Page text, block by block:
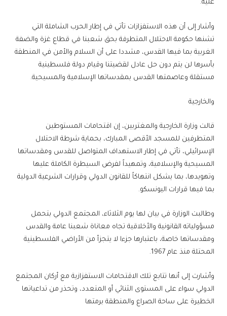
عليه.
وأشار إلى أن هذه الاستفزازات تأتي في إطار الحرب الشاملة التي
تشنها حكومة الاحتلال المتطرفة بحق شعبنا في قطاع غزة والضفة
الغربية بما فيها القدس، مشددا على أن السلام والأمن في المنطقة
بأسرها لن يتم دون حل عادل لقضيتنا وقيام دولة فلسطينية
مستقلة وعاصمتها القدس بمقدساتها الإسلامية والمسيحية.
والخارجية
قالت وزارة الخارجية والمغتربين، إن اقتحامات المستوطين
المتطرفين للمسجد الأقصى المبارك، بحماية شرطة الاحتلال
الإسرائيلي، تأتي في إطار الاستهداف المتواصل للقدس ومقدساتها
المسيحية والإسلامية، وتمهيداً لفرض السيطرة الكاملة عليها
وتهويدها، بما يشكل انتهاكاً للقانون الدولي وقرارات الشرعية الدولية
بما فيها قرارات اليونسكو.
وطالبت الوزارة في بيان لها يوم الثلاثاء، المجتمع الدولي بتحمل
مسؤولياته القانونية والأخلاقية تجاه معاناة شعبنا عامة والقدس
ومقدساتها خاصة، باعتبارها جزءا لا يتجزأ من الأراضي الفلسطينية
المحتلة منذ عام 1967.
وأشارت إلى أنها تتابع تلك الاقتحامات الاستفزازية مع أركان المجتمع
الدولي سواء على المستوى الثنائي أو المتعدد، وتحذر من تداعياتها
الخطيرة على ساحة الصراع والمنطقة برمتها